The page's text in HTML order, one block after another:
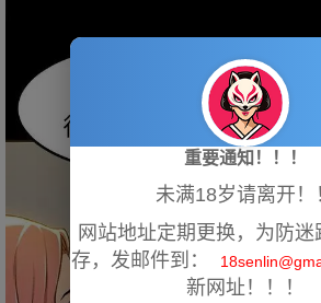
重要通知！！！
未满18岁请离开！
网站地址定期更换，为防
存，发邮件到：
新网址！！！